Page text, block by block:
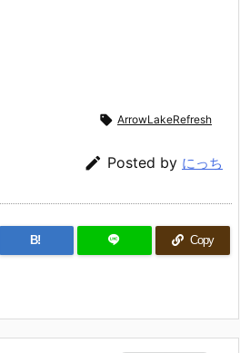
 ArrowLakeRefresh
 Posted by にっち
B! Copy